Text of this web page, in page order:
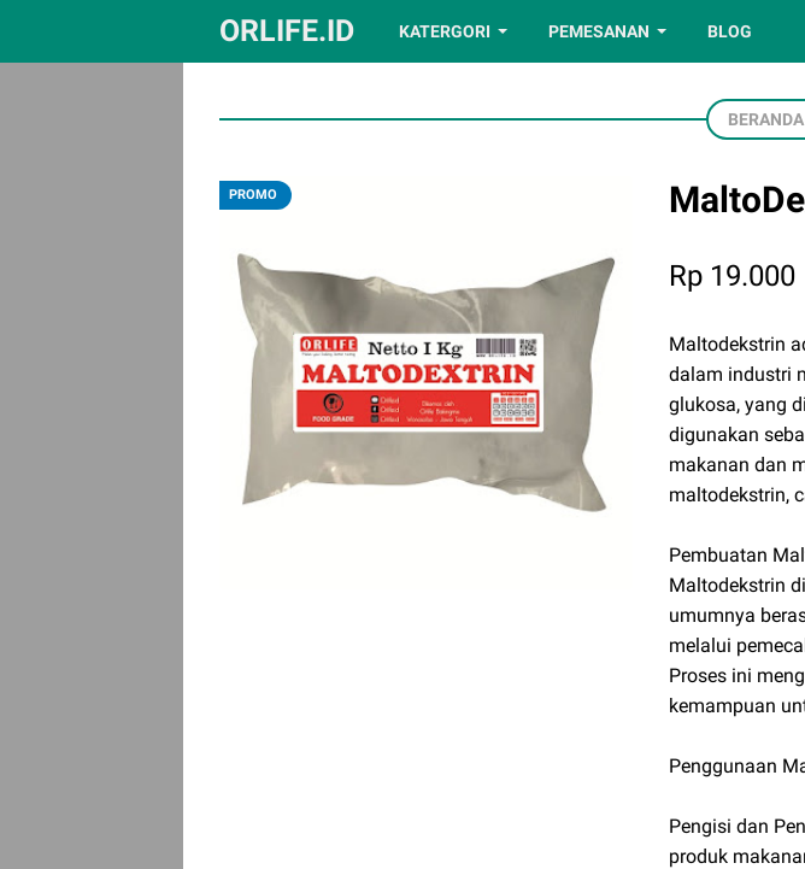
ORLIFE.ID KATERGORI PEMESANAN BLOG
BERANDA
PROMO
Rp 19.000
Maltodekstrin
dalam industri
glukosa, yang
digunakan
makanan dan
maltodekstrin,
Pembuatan
Maltodekstrin
umumnya
melalui
Proses ini
kemampuan
Penggunaan
Pengisi dan
produk